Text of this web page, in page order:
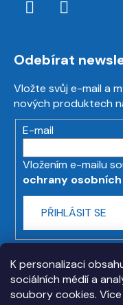
K personalizaci
sociálních médií a
soubory cookies.
Odebírat
Vložte svůj e-mail a
nových produktech
E-mail
Vložením e-mailu
ochrany
PŘIHLÁSIT SE